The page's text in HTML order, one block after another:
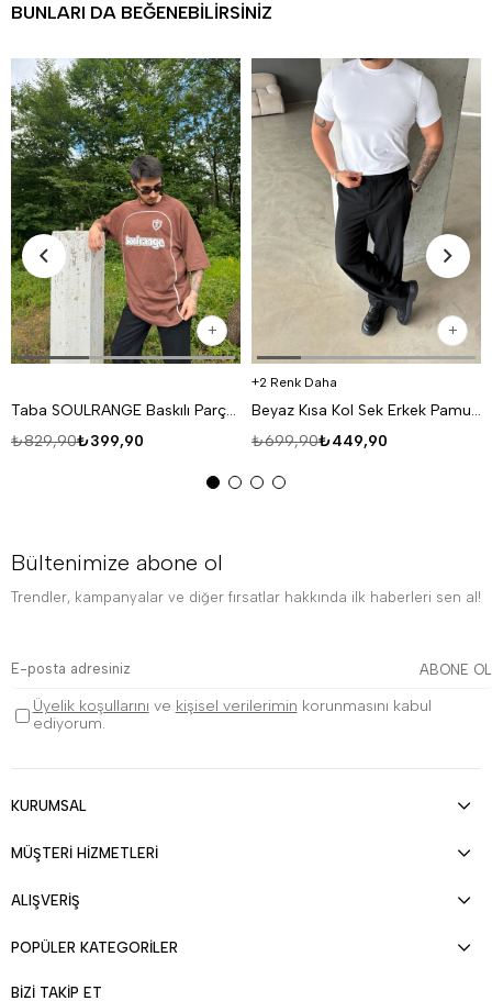
BUNLARI DA BEĞENEBILIRSINIZ
Taba SOULRANGE Baskılı Parçalı Oversize T-SHIRT PNC 1009
₺399,90
₺829,90
2 Renk Daha
Beyaz Kısa Kol Sek Erkek Pamuk Likralı T-SHİRT SC
₺449,90
₺699,90
Bültenimize abone ol
Trendler, kampanyalar ve diğer fırsatlar hakkında ilk haberleri sen al!
ABONE OL
Üyelik koşullarını ve kişisel verilerimin korunmasını kabul
ediyorum.
KURUMSAL
MÜŞTERİ HİZMETLERİ
ALIŞVERİŞ
POPÜLER KATEGORİLER
BİZİ TAKİP ET